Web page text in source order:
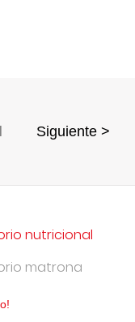
Siguiente >
nutricional
matrona